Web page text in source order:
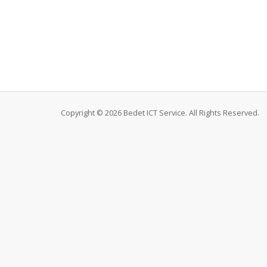
Copyright © 2026 Bedet ICT Service. All Rights Reserved.